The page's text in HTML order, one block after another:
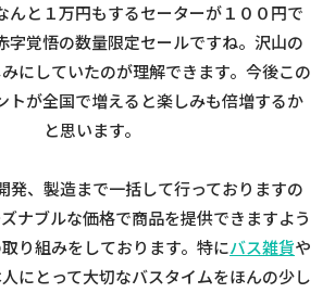
んと１万円もするセーターが１００円で
字覚悟の数量限定セールですね。沢山の
にしていたのが理解できます。今後この
トが全国で増えると楽しみも倍増するか
と思います。
発、製造まで一括して行っておりますの
ナブルな価格で商品を提供できますよう
り組みをしております。特にバス雑貨や
にとって大切なバスタイムをほんの少し